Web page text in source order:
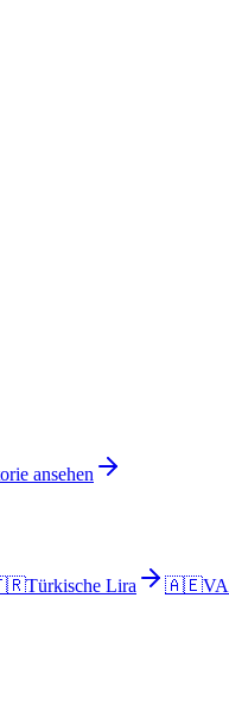
ansehen
Türkische Lira 🇦🇪